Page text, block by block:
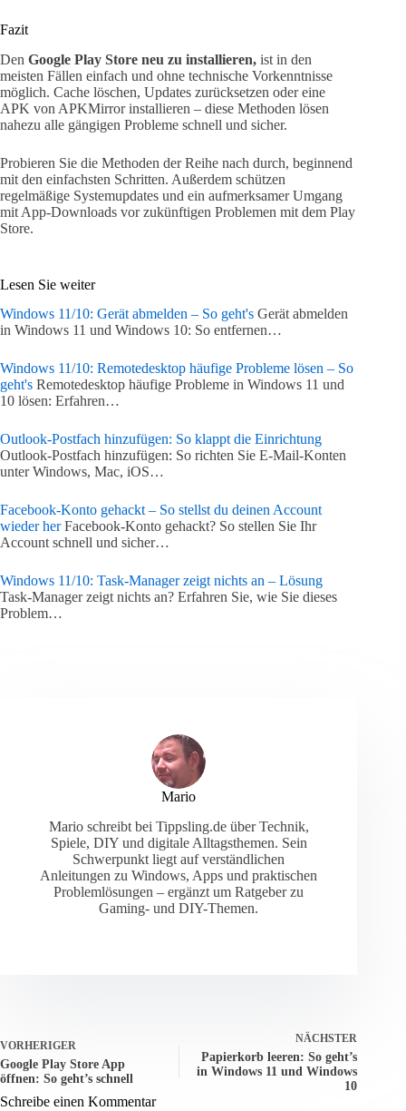
Fazit
Den Google Play Store neu zu installieren, ist in den
meisten Fällen einfach und ohne technische Vorkenntnisse
möglich. Cache löschen, Updates zurücksetzen oder eine
APK von APKMirror installieren – diese Methoden lösen
nahezu alle gängigen Probleme schnell und sicher.
Probieren Sie die Methoden der Reihe nach durch, beginnend
mit den einfachsten Schritten. Außerdem schützen
regelmäßige Systemupdates und ein aufmerksamer Umgang
mit App-Downloads vor zukünftigen Problemen mit dem Play
Store.
Lesen Sie weiter
Windows 11/10: Gerät abmelden – So geht's Gerät abmelden
in Windows 11 und Windows 10: So entfernen…
Windows 11/10: Remotedesktop häufige Probleme lösen – So
geht's Remotedesktop häufige Probleme in Windows 11 und
10 lösen: Erfahren…
Outlook-Postfach hinzufügen: So klappt die Einrichtung
Outlook-Postfach hinzufügen: So richten Sie E-Mail-Konten
unter Windows, Mac, iOS…
Facebook-Konto gehackt – So stellst du deinen Account
wieder herFacebook-Konto gehackt? So stellen Sie Ihr
Account schnell und sicher…
Windows 11/10: Task-Manager zeigt nichts an – Lösung
Task-Manager zeigt nichts an? Erfahren Sie, wie Sie dieses
Problem…
Mario
Mario schreibt bei Tippsling.de über Technik,
Spiele, DIY und digitale Alltagsthemen. Sein
Schwerpunkt liegt auf verständlichen
Anleitungen zu Windows, Apps und praktischen
Problemlösungen – ergänzt um Ratgeber zu
Gaming- und DIY-Themen.
VORHERIGER
Google Play Store App
öffnen: So geht’s schnell
NÄCHSTER
Papierkorb leeren: So geht’s
in Windows 11 und Windows
10
Schreibe einen Kommentar